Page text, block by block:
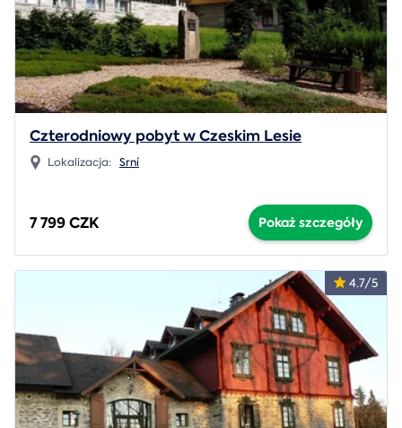
Czterodniowy pobyt w Czeskim Lesie
Lokalizacja: Srní
7 799 CZK Pokaż szczegóły
4.7/5